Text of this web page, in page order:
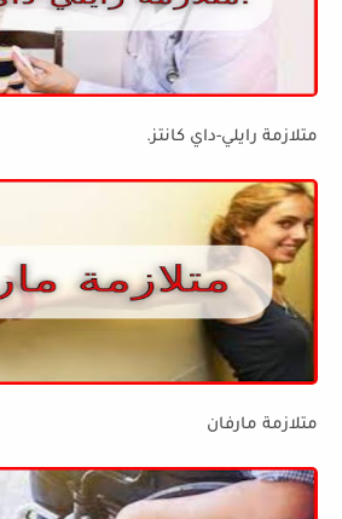
متلازمة رايلي-داي كانتز.
متلازمة مارفان